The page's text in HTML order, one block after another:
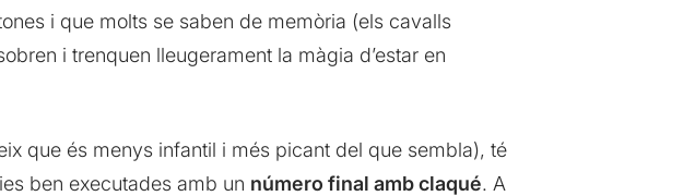
i que molts se saben de memòria (els cavalls
i trenquen lleugerament la màgia d’estar en
que és menys infantil i més picant del que sembla), té
ben executades amb un número final amb claqué. A